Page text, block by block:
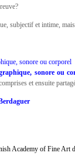
subjectif et intime,
sonore ou corporel
sonore ou
et ensuite
Academy of Fine